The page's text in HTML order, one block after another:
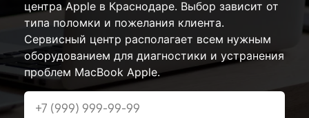
центра Apple в Краснодаре. Выбор зависит от
типа поломки и пожелания клиента.
Сервисный центр располагает всем нужным
оборудованием для диагностики и устранения
проблем MacBook Apple.